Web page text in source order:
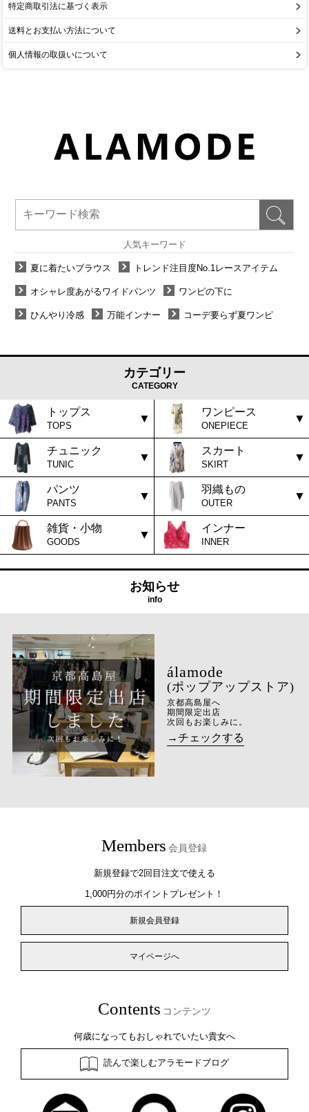
特定商取引法に基づく表示
送料とお支払い方法について
個人情報の取扱いについて
人気キーワード
夏に着たいブラウス トレンド注目度No.1レースアイテム
オシャレ度あがるワイドパンツ ワンピの下に
ひんやり冷感 万能インナー コーデ要らず夏ワンピ
カテゴリー
CATEGORY
トップス
TOPS
ワンピース
ONEPIECE
チュニック
TUNIC
スカート
SKIRT
パンツ
PANTS
羽織もの
OUTER
雑貨・小物
GOODS
インナー
INNER
お知らせ
info
(ポップアップストア)
京都高島屋へ
期間限定出店
次回もお楽しみに。
→チェックする
Members 会員登録
新規登録で2回目注文で使える
1,000円分のポイントプレゼント！
新規会員登録
マイページへ
Contents コンテンツ
何歳になってもおしゃれでいたい貴女へ
読んで楽しむアラモードブログ